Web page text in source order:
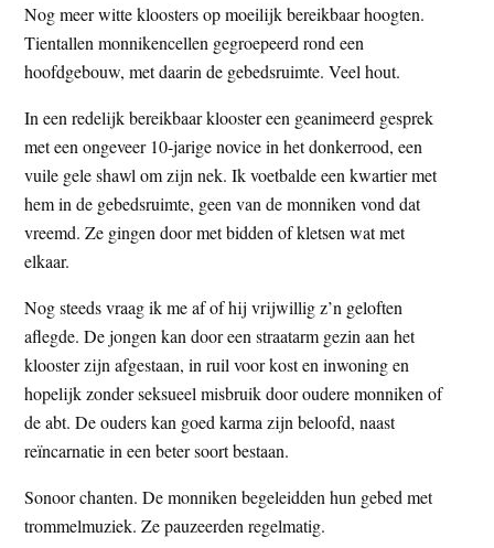
Nog meer witte kloosters op moeilijk bereikbaar hoogten.
Tientallen monnikencellen gegroepeerd rond een
hoofdgebouw, met daarin de gebedsruimte. Veel hout.
In een redelijk bereikbaar klooster een geanimeerd gesprek
met een ongeveer 10-jarige novice in het donkerrood, een
vuile gele shawl om zijn nek. Ik voetbalde een kwartier met
hem in de gebedsruimte, geen van de monniken vond dat
vreemd. Ze gingen door met bidden of kletsen wat met
elkaar.
Nog steeds vraag ik me af of hij vrijwillig z’n geloften
aflegde. De jongen kan door een straatarm gezin aan het
klooster zijn afgestaan, in ruil voor kost en inwoning en
hopelijk zonder seksueel misbruik door oudere monniken of
de abt. De ouders kan goed karma zijn beloofd, naast
reïncarnatie in een beter soort bestaan.
Sonoor chanten. De monniken begeleidden hun gebed met
trommelmuziek. Ze pauzeerden regelmatig.